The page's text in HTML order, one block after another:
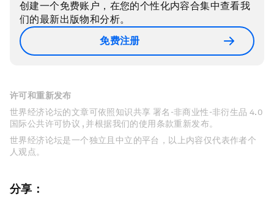
创建一个免费账户，在您的个性化内容合集中查看我
们的最新出版物和分析。
免费注册
许可和重新发布
世界经济论坛的文章可依照知识共享 署名-非商业性-非衍生品 4.0
国际公共许可协议 , 并根据我们的使用条款重新发布。
世界经济论坛是一个独立且中立的平台，以上内容仅代表作者个
人观点。
分享：